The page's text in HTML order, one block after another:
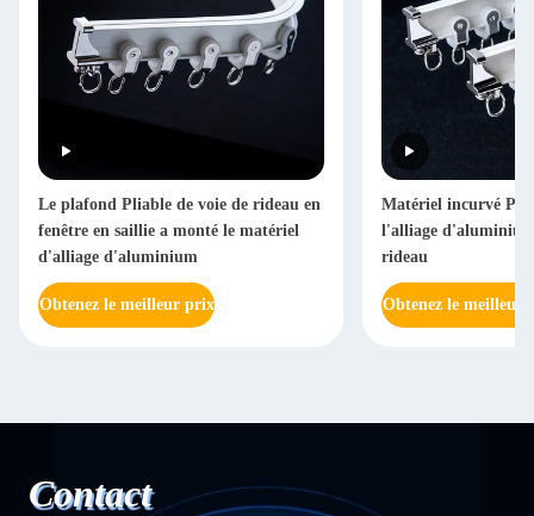
Le plafond Pliable de voie de rideau en
fenêtre en saillie a monté le matériel
d'alliage d'aluminium
Obtenez le meilleur prix
Matériel incurvé
l'alliage d'aluminium
rideau
Obtenez le meilleur
Contact